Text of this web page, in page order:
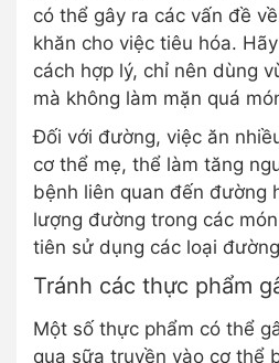
có thể gây ra các vấn đề
khăn cho việc tiêu hóa.
cách hợp lý, chỉ nên dùng
mà không làm mặn quá
Đối với đường, việc ăn
cơ thể mẹ, thể làm tăng
bệnh liên quan đến đường
lượng đường trong các
tiên sử dụng các loại
Tránh các thực phẩm
Một số thực phẩm có thể
qua sữa truyền vào cơ thể